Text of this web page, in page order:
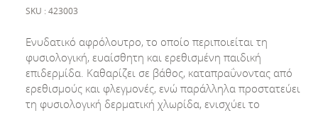
SKU : 423003
Ενυδατικό αφρόλουτρο, το οποίο περιποιείται τη
φυσιολογική, ευαίσθητη και ερεθισμένη παιδική
επιδερμίδα. Καθαρίζει σε βάθος, καταπραΰνοντας από
ερεθισμούς και φλεγμονές, ενώ παράλληλα προστατεύει
τη φυσιολογική δερματική χλωρίδα, ενισχύει το